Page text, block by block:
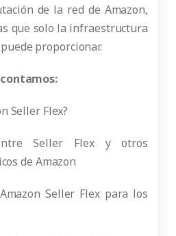
de la red de Amazon,
que solo la infraestructura
proporcionar.
Seller Flex?
Seller Flex y otros
de Amazon
Seller Flex para los